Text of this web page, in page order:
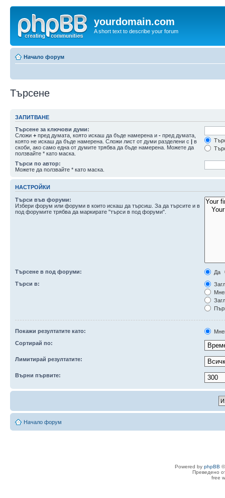
yourdomain.com
A short text to describe your forum
Начало форум
Търсене
ЗАПИТВАНЕ
Търсене за ключови думи:
Сложи + пред думата, която искаш да бъде намерена и - пред думата,
която не искаш да бъде намерена. Сложи лист от думи разделени с | в
скоби, ако само една от думите трябва да бъде намерена. Можете да
ползвайте * като маска.
Търси по автор:
Можете да ползвайте * като маска.
НАСТРОЙКИ
Търси във форуми:
Избери форум или форуми в които искаш да търсиш. За да търсите и в
под форумите трябва да маркирате "търси в под форуми".
Търсене в под форуми:
Да
Търси в:
Покажи резултатите като:
Сортирай по:
Лимитирай резултатите:
Върни първите:
Начало форум
Powered by phpBB
Преведено
free